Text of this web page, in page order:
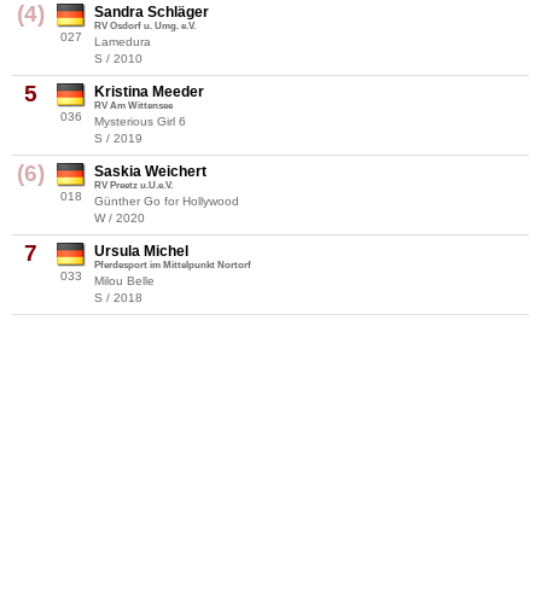
(4)
027
Sandra Schläger
RV Osdorf u. Umg. e.V.
Lamedura
S / 2010
5
036
Kristina Meeder
RV Am Wittensee
Mysterious Girl 6
S / 2019
(6)
018
Saskia Weichert
RV Preetz u.U.e.V.
Günther Go for Hollywood
W / 2020
7
033
Ursula Michel
Pferdesport im Mittelpunkt Nortorf
Milou Belle
S / 2018